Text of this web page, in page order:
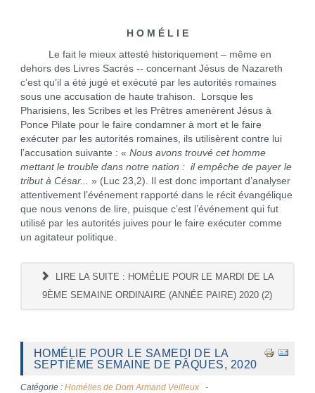
H O M É L I E
Le fait le mieux attesté historiquement – même en
dehors des Livres Sacrés -- concernant Jésus de Nazareth
c’est qu’il a été jugé et exécuté par les autorités romaines
sous une accusation de haute trahison. Lorsque les
Pharisiens, les Scribes et les Prêtres amenèrent Jésus à
Ponce Pilate pour le faire condamner à mort et le faire
exécuter par les autorités romaines, ils utilisèrent contre lui
l’accusation suivante : « Nous avons trouvé cet homme
mettant le trouble dans notre nation : il empêche de payer le
tribut à César... » (Luc 23,2). Il est donc important d’analyser
attentivement l’événement rapporté dans le récit évangélique
que nous venons de lire, puisque c’est l’événement qui fut
utilisé par les autorités juives pour le faire exécuter comme
un agitateur politique.
LIRE LA SUITE : HOMÉLIE POUR LE MARDI DE LA
9ÈME SEMAINE ORDINAIRE (ANNÉE PAIRE) 2020 (2)
HOMÉLIE POUR LE SAMEDI DE LA
SEPTIÈME SEMAINE DE PÂQUES, 2020
Catégorie : Homélies de Dom Armand Veilleux